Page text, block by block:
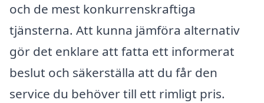
och de mest konkurrenskraftiga
tjänsterna. Att kunna jämföra alternativ
gör det enklare att fatta ett informerat
beslut och säkerställa att du får den
service du behöver till ett rimligt pris.